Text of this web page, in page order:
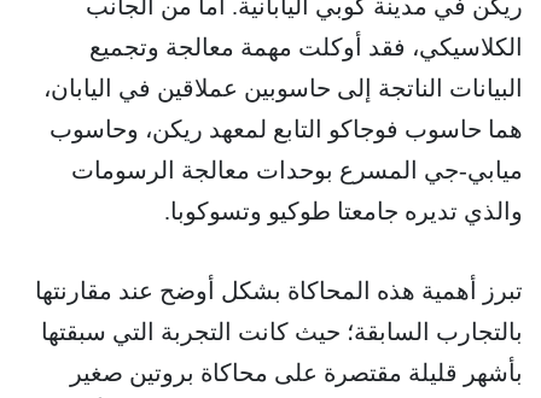
ريكن في مدينة كوبي اليابانية. أما من الجانب
الكلاسيكي، فقد أوكلت مهمة معالجة وتجميع
البيانات الناتجة إلى حاسوبين عملاقين في اليابان،
هما حاسوب فوجاكو التابع لمعهد ريكن، وحاسوب
ميابي-جي المسرع بوحدات معالجة الرسومات
والذي تديره جامعتا طوكيو وتسوكوبا.
تبرز أهمية هذه المحاكاة بشكل أوضح عند مقارنتها
بالتجارب السابقة؛ حيث كانت التجربة التي سبقتها
بأشهر قليلة مقتصرة على محاكاة بروتين صغير